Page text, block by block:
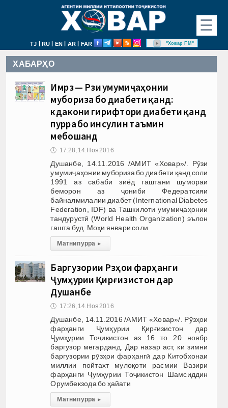
☰
TJ | RU | EN | AR | FAR "Ховар FM"
ХАБАРҲО
Имрӯз — Рӯзи умумиҷаҳонии
мубориза бо диабети қанд:
кӯдакони гирифтори диабети қанд
пурра бо инсулин таъмин
мебошанд
🕔 17:28, 14.Ноя 2016
Душанбе, 14.11.2016 /АМИТ «Ховар»/. Рӯзи
умумиҷаҳонии мубориза бо диабети қанд соли
1991 аз сабаби зиёд гаштани шумораи
беморон аз ҷониби Федератсияи
байналмилалии диабет (International Diabetes
Federation, IDF) ва Ташкилоти умумиҷаҳонии
тандурустӣ (World Health Organization) эълон
гашта буд. Моҳи январи соли
Матни пурра ▸
Баргузории Рӯзҳои фарҳанги
Ҷумҳурии Қирғизистон дар
Душанбе
🕔 17:26, 14.Ноя 2016
Душанбе, 14.11.2016 /АМИТ «Ховар»/. Рӯзҳои
фарҳанги Ҷумҳурии Қирғизистон дар
Ҷумҳурии Тоҷикистон аз 16 то 20 ноябр
баргузор мегарданд. Дар назар аст, ки зимни
баргузории рӯзҳои фарҳангӣ дар Китобхонаи
миллии пойтахт мулоқоти расмии Вазири
фарҳанги Ҷумҳурии Тоҷикистон Шамсиддин
Орумбекзода бо ҳайати
Матни пурра ▸